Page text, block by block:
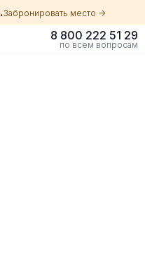
.Забронировать место ->
8 800 222 51 29
по всем вопросам